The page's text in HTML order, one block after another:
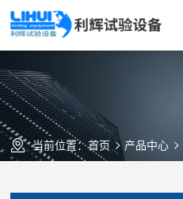
当前位置：首页 产品中心